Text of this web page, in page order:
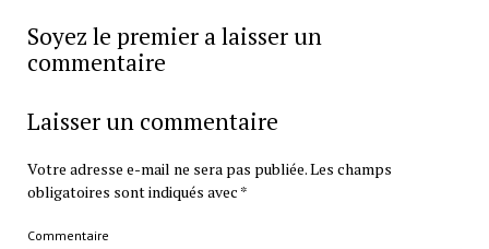
Soyez le premier a laisser un
commentaire
Laisser un commentaire
Votre adresse e-mail ne sera pas publiée.Les champs
obligatoires sont indiqués avec *
Commentaire